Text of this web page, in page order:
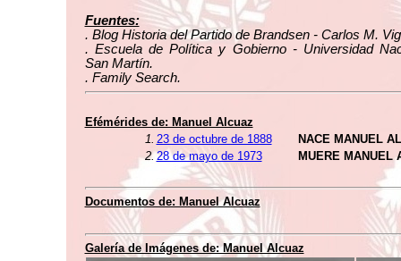
Fuentes:
. Blog Historia del Partido de Brandsen - Carlos M.
. Escuela de Política y Gobierno - Universidad
San Martín.
. Family Search.
Efémérides de: Manuel Alcuaz
1. 23 de octubre de 1888
NACE MANUEL
2.28 de mayo de 1973 MUERE MANUEL
Documentos de: Manuel Alcuaz
Galería de Imágenes de: Manuel Alcuaz